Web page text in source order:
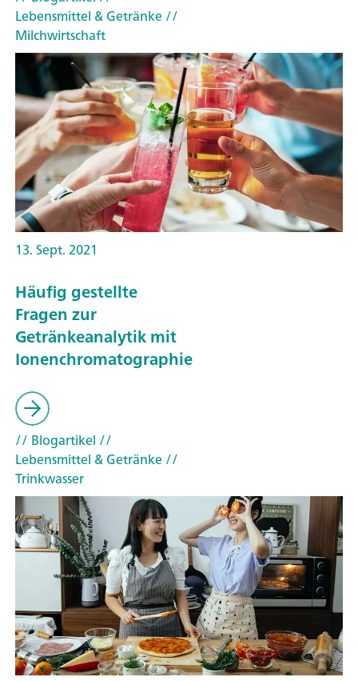
Lebensmittel & Getränke//
Milchwirtschaft
13. Sept. 2021
Häufig gestellte
Fragen zur
Getränkeanalytik mit
Ionenchromatographie
// Blogartikel //
Lebensmittel & Getränke//
Trinkwasser